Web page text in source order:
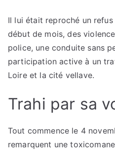
Il lui était reproché un refus
début de mois, des
police, une conduite sans
participation active à un
Loire et la cité vellave.
Trahi par sa
Tout commence le 4
remarquent une